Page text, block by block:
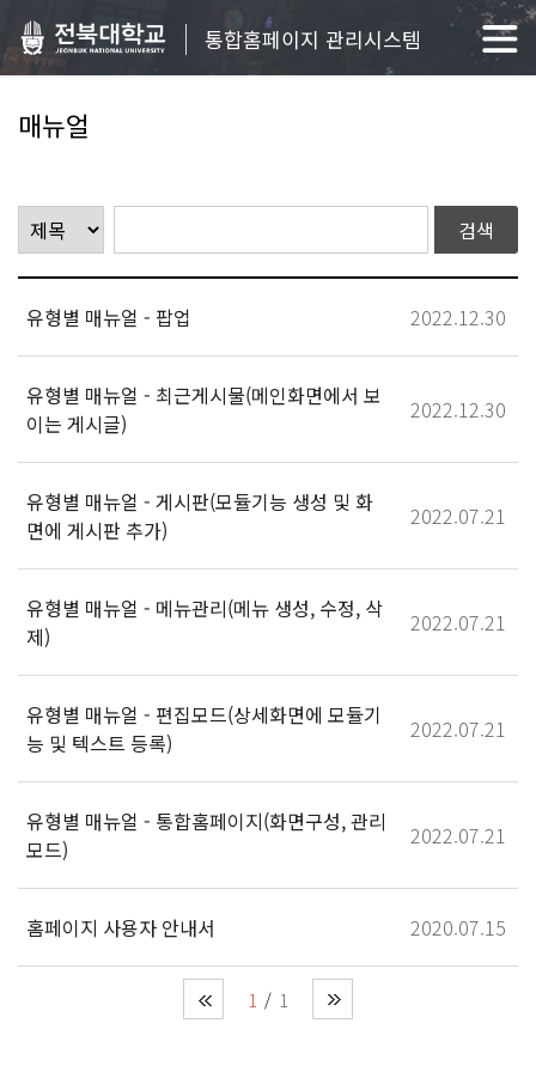
통합홈페이지 관리시스템
매뉴얼
유형별 매뉴얼 - 팝업 2022.12.30
유형별 매뉴얼 - 최근게시물(메인화면에서 보
이는 게시글)
2022.12.30
유형별 매뉴얼 - 게시판(모듈기능 생성 및 화
면에 게시판 추가)
2022.07.21
유형별 매뉴얼 - 메뉴관리(메뉴 생성, 수정, 삭
제)
2022.07.21
유형별 매뉴얼 - 편집모드(상세화면에 모듈기
능 및 텍스트 등록)
2022.07.21
유형별 매뉴얼 - 통합홈페이지(화면구성, 관리
모드)
2022.07.21
홈페이지 사용자 안내서 2020.07.15
1 1